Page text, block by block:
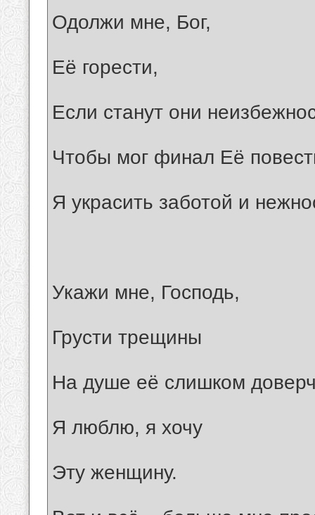
Одолжи мне, Бог,
Её горести,
Если станут они
Чтобы мог финал Её
Я украсить заботой и
Укажи мне, Господь,
Грусти трещины
На душе её слишком
Я люблю, я хочу
Эту женщину.